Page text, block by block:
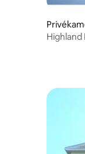
Highland